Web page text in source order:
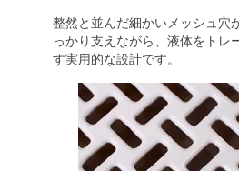
整然と並んだ細かいメッシュ穴
っかり支えながら、液体をトレ
す実用的な設計です。